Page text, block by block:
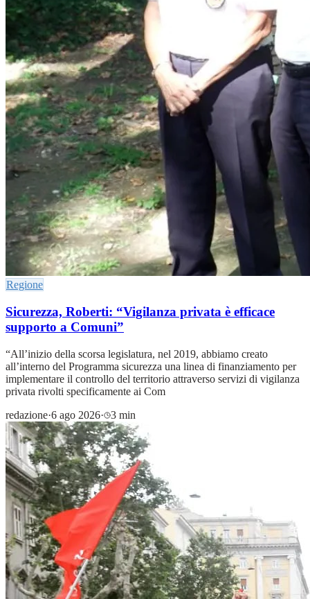
Regione
Sicurezza, Roberti: “Vigilanza privata è efficace
supporto a Comuni”
“All’inizio della scorsa legislatura, nel 2019, abbiamo creato
all’interno del Programma sicurezza una linea di finanziamento per
implementare il controllo del territorio attraverso servizi di vigilanza
privata rivolti specificamente ai Com
redazione·6 ago 2026· 3 min